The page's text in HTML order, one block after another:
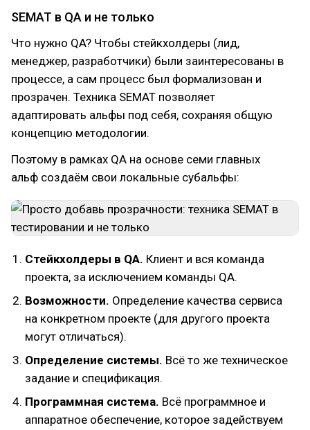
SEMAT в QA и не только
Что нужно QA? Чтобы стейкхолдеры (лид,
менеджер, разработчики) были заинтересованы в
процессе, а сам процесс был формализован и
прозрачен. Техника SEMAT позволяет
адаптировать альфы под себя, сохраняя общую
концепцию методологии.
Поэтому в рамках QA на основе семи главных
альф создаём свои локальные субальфы:
Стейкхолдеры в QA. Клиент и вся команда
проекта, за исключением команды QA.
Возможности. Определение качества сервиса
на конкретном проекте (для другого проекта
могут отличаться).
Определение системы. Всё то же техническое
задание и спецификация.
Программная система. Всё программное и
аппаратное обеспечение, которое задействуем